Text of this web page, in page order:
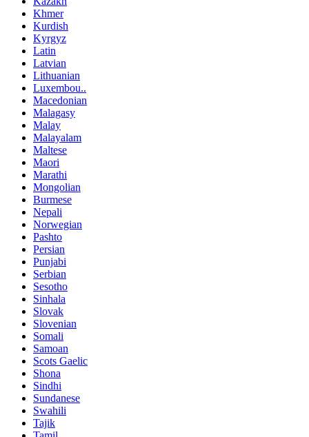
Khmer
Kurdish
Kyrgyz
Latin
Latvian
Lithuanian
Luxembou..
Macedonian
Malagasy
Malay
Malayalam
Maltese
Maori
Marathi
Mongolian
Burmese
Nepali
Norwegian
Pashto
Persian
Punjabi
Serbian
Sesotho
Sinhala
Slovak
Slovenian
Somali
Samoan
Scots Gaelic
Shona
Sindhi
Sundanese
Swahili
Tajik